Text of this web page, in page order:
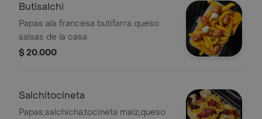
Butisalchi
Papas ala francesa butifarra queso
salsas de la casa
$ 20.000
Salchitocineta
Papas,salchicha,tocineta maiz,queso